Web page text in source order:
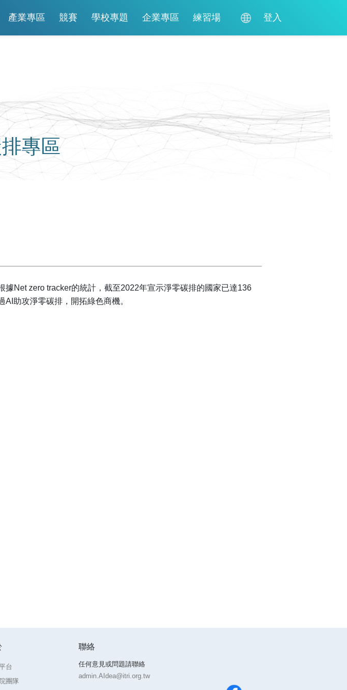
產業專區 競賽 學校專題 企業專區 練習場 登入
專區
Net zero tracker的統計，截至2022年宣示淨零碳排的國家已達136
助攻淨零碳排，開拓綠色商機。
台
團隊
聯絡
任何意見或問題請聯絡
admin.AIdea@itri.org.tw